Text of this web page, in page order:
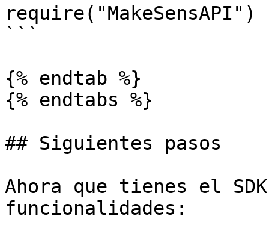
require("MakeSensAPI")
```
{% endtab %}
{% endtabs %}
## Siguientes pasos
Ahora que tienes el
funcionalidades: